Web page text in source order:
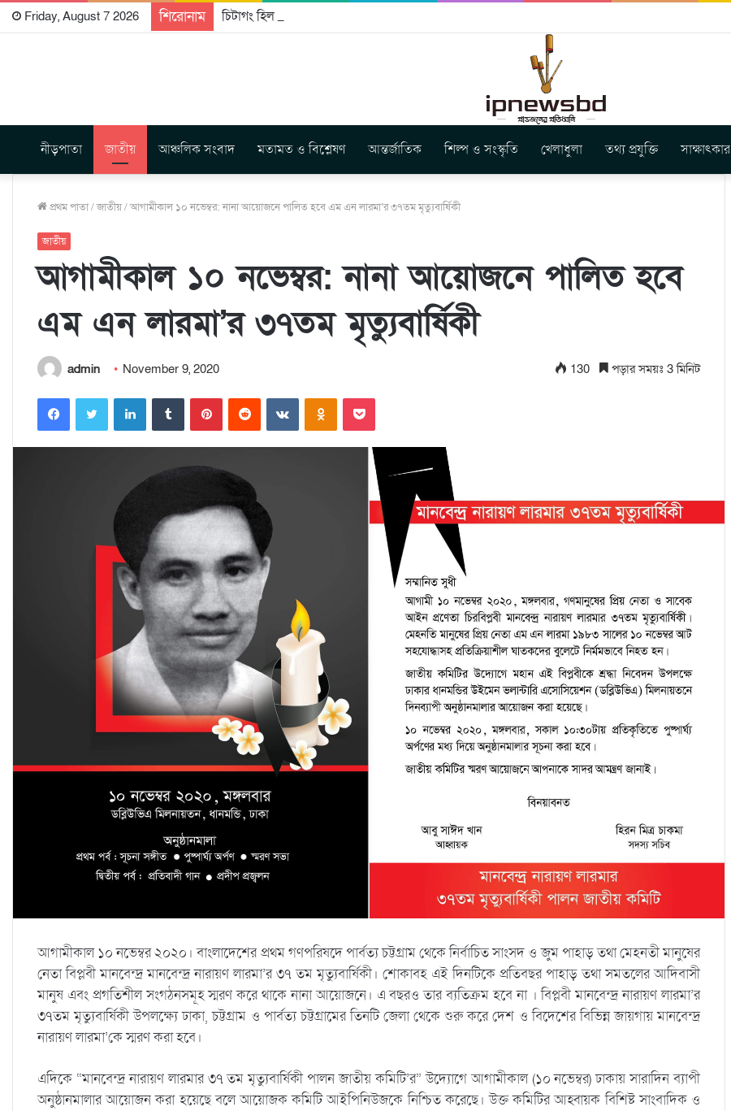
Friday, August 7 2026 শিরোনাম চিটাগং হিল ট্রাক্টস রাইটার্স ইউনিয়ন এর কেন্দ্রীয় নেতৃত্বে মংক্য শোয়ে নু নেভী এবং মুকুল কান্তি ত্রিপুরা
নীড়পাতা জাতীয় আঞ্চলিক সংবাদ মতামত ও বিশ্লেষণ আন্তর্জাতিক শিল্প ও সংস্কৃতি খেলাধুলা তথ্য প্রযুক্তি সাক্ষাৎকার
প্রথম পাতা/জাতীয়/আগামীকাল ১০ নভেম্বর: নানা আয়োজনে পালিত হবে এম এন লারমা’র ৩৭তম মৃত্যুবার্ষিকী
জাতীয়
আগামীকাল ১০ নভেম্বর: নানা আয়োজনে পালিত হবে
এম এন লারমা’র ৩৭তম মৃত্যুবার্ষিকী
admin November 9, 2020 130 পড়ার সময়ঃ 3 মিনিট
আগামীকাল ১০ নভেম্বর ২০২০। বাংলাদেশের প্রথম গণপরিষদে পার্বত্য চট্টগ্রাম থেকে নির্বাচিত সাংসদ ও জুম পাহাড় তথা মেহনতী মানুষের
নেতা বিপ্লবী মানবেন্দ্র মানবেন্দ্র নারায়ণ লারমা’র ৩৭ তম মৃত্যুবার্ষিকী। শোকাবহ এই দিনটিকে প্রতিবছর পাহাড় তথা সমতলের আদিবাসী
মানুষ এবং প্রগতিশীল সংগঠনসমূহ স্মরণ করে থাকে নানা আয়োজনে। এ বছরও তার ব্যতিক্রম হবে না । বিপ্লবী মানবেন্দ্র নারায়ণ লারমা’র
৩৭তম মৃত্যুবার্ষিকী উপলক্ষ্যে ঢাকা, চট্টগ্রাম ও পার্বত্য চট্টগ্রামের তিনটি জেলা থেকে শুরু করে দেশ ও বিদেশের বিভিন্ন জায়গায় মানবেন্দ্র
নারায়ণ লারমা’কে স্মরণ করা হবে।
এদিকে “মানবেন্দ্র নারায়ণ লারমার ৩৭ তম মৃত্যুবার্ষিকী পালন জাতীয় কমিটি’র” উদ্যোগে আগামীকাল (১০ নভেম্বর) ঢাকায় সারাদিন ব্যাপী
অনুষ্ঠানমালার আয়োজন করা হয়েছে বলে আয়োজক কমিটি আইপিনিউজকে নিশ্চিত করেছে। উক্ত কমিটির আহ্বায়ক বিশিষ্ট সাংবাদিক ও